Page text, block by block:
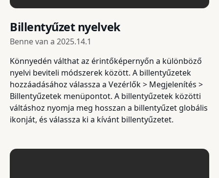
Billentyűzet nyelvek
Benne van a 2025.14.1
Könnyedén válthat az érintőképernyőn a különböző
nyelvi beviteli módszerek között. A billentyűzetek
hozzáadásához válassza a Vezérlők > Megjelenítés >
Billentyűzetek menüpontot. A billentyűzetek közötti
váltáshoz nyomja meg hosszan a billentyűzet globális
ikonját, és válassza ki a kívánt billentyűzetet.